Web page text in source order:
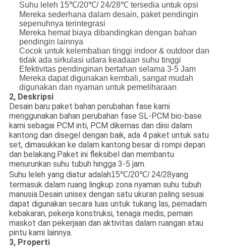
Suhu leleh 15℃/20℃/ 24/28℃ tersedia untuk opsi
Mereka sederhana dalam desain, paket pendingin
sepenuhnya terintegrasi
Mereka hemat biaya dibandingkan dengan bahan
pendingin lainnya
Cocok untuk kelembaban tinggi indoor & outdoor dan
tidak ada sirkulasi udara keadaan suhu tinggi
Efektivitas pendinginan bertahan selama 3-5 Jam
Mereka dapat digunakan kembali, sangat mudah
digunakan dan nyaman untuk pemeliharaan
2, Deskripsi
Desain baru paket bahan perubahan fase kami
menggunakan bahan perubahan fase SL-PCM bio-base
kami sebagai PCM inti, PCM dikemas dan diisi dalam
kantong dan disegel dengan baik, ada 4 paket untuk satu
set, dimasukkan ke dalam kantong besar di rompi depan
dan belakang.Paket ini fleksibel dan membantu
menurunkan suhu tubuh hingga 3-5 jam.
Suhu leleh yang diatur adalah15℃/20℃/ 24/28yang
termasuk dalam ruang lingkup zona nyaman suhu tubuh
manusia.Desain unisex dengan satu ukuran paling sesuai
dapat digunakan secara luas untuk tukang las, pemadam
kebakaran, pekerja konstruksi, tenaga medis, pemain
maskot dan pekerjaan dan aktivitas dalam ruangan atau
pintu kami lainnya.
3, Properti